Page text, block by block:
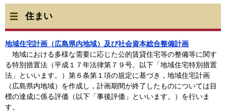
住まい
地域住宅計画（広島県内地域）及び社会資本総合整備計画
地域における多様な需要に応じた公的賃貸住宅等の整備等に関す
る特別措置法（平成１７年法律第７９号。以下「地域住宅特別措置
法」といいます。）第６条第１項の規定に基づき，地域住宅計画
（広島県内地域）を作成し，計画期間が終了したものについては目
標の達成に係る評価（以下「事後評価」といいます。）を行いま
す。